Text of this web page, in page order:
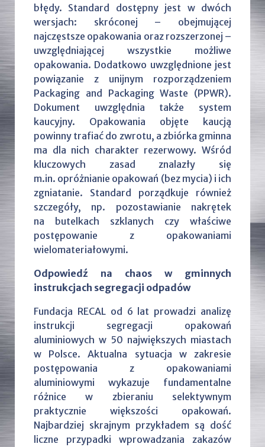
błędy. Standard dostępny jest w dwóch
wersjach: skróconej – obejmującej
najczęstsze opakowania oraz rozszerzonej –
uwzględniającej wszystkie możliwe
opakowania. Dodatkowo uwzględnione jest
powiązanie z unijnym rozporządzeniem
Packaging and Packaging Waste (PPWR).
Dokument uwzględnia także system
kaucyjny. Opakowania objęte kaucją
powinny trafiać do zwrotu, a zbiórka gminna
ma dla nich charakter rezerwowy. Wśród
kluczowych zasad znalazły się
m.in. opróżnianie opakowań (bez mycia) i ich
zgniatanie. Standard porządkuje również
szczegóły, np. pozostawianie nakrętek
na butelkach szklanych czy właściwe
postępowanie z opakowaniami
wielomateriałowymi.
Odpowiedź na chaos w gminnych
instrukcjach segregacji odpadów
Fundacja RECAL od 6 lat prowadzi analizę
instrukcji segregacji opakowań
aluminiowych w 50 największych miastach
w Polsce. Aktualna sytuacja w zakresie
postępowania z opakowaniami
aluminiowymi wykazuje fundamentalne
różnice w zbieraniu selektywnym
praktycznie większości opakowań.
Najbardziej skrajnym przykładem są dość
liczne przypadki wprowadzania zakazów